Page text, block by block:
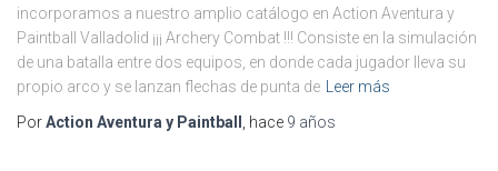
incorporamos a nuestro amplio catálogo en Action Aventura y
Paintball Valladolid ¡¡¡ Archery Combat !!! Consiste en la simulación
de una batalla entre dos equipos, en donde cada jugador lleva su
propio arco y se lanzan flechas de punta de Leer más
PorAction Aventura y Paintball , hace 9 años